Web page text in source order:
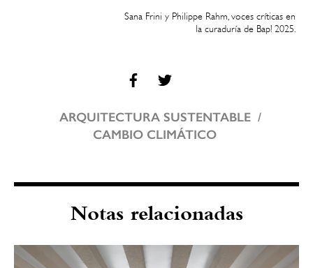
Sana Frini y Philippe Rahm, voces críticas en
la curaduría de Bap! 2025.
ARQUITECTURA SUSTENTABLE
CAMBIO CLIMÁTICO
Notas relacionadas